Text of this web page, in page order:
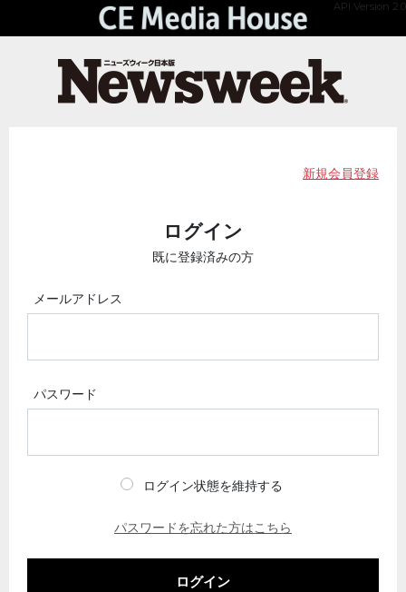
API Version 2.0
新規会員登録
ログイン
既に登録済みの方
メールアドレス
パスワード
ログイン状態を維持する
パスワードを忘れた方はこちら
ログイン